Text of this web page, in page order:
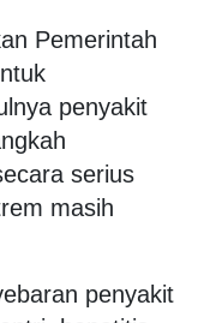
Pemerintah
penyakit
serius
masih
penyakit